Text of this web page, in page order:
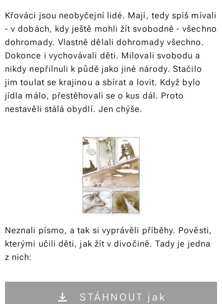
Křováci jsou neobyčejní lidé. Mají, tedy spíš mívali
- v dobách, kdy ještě mohli žít svobodně - všechno
dohromady. Vlastně dělali dohromady všechno.
Dokonce i vychovávali děti. Milovali svobodu a
nikdy nepřilnuli k půdě jako jiné národy. Stačilo
jim toulat se krajinou a sbírat a lovit. Když bylo
jídla málo, přestěhovali se o kus dál. Proto
nestavěli stálá obydlí. Jen chýše.
Neznali písmo, a tak si vyprávěli příběhy. Pověsti,
kterými učili děti, jak žít v divočině. Tady je jedna
z nich:
STÁHNOUT jak